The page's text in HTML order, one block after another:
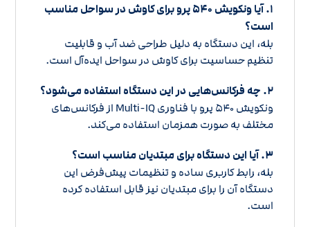
۱. آیا ونکویش ۵۴۰ پرو برای کاوش در سواحل مناسب
است؟
بله، این دستگاه به دلیل طراحی ضد آب و قابلیت
تنظیم حساسیت برای کاوش در سواحل ایده‌آل است.
۲. چه فرکانس‌هایی در این دستگاه استفاده می‌شود؟
ونکویش ۵۴۰ پرو با فناوری Multi-IQ از فرکانس‌های
مختلف به صورت همزمان استفاده می‌کند.
۳. آیا این دستگاه برای مبتدیان مناسب است؟
بله، رابط کاربری ساده و تنظیمات پیش‌فرض این
دستگاه آن را برای مبتدیان نیز قابل استفاده کرده
است.